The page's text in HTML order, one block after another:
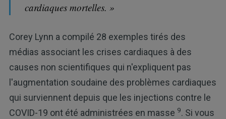
cardiaques mortelles. »
Corey Lynn a compilé 28 exemples tirés des
médias associant les crises cardiaques à des
causes non scientifiques qui n'expliquent pas
l'augmentation soudaine des problèmes cardiaques
qui surviennent depuis que les injections contre le
COVID-19 ont été administrées en masse 9. Si vous